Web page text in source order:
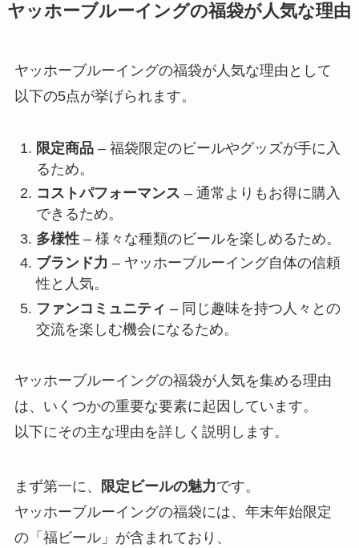
ヤッホーブルーイングの福袋が人気な理由
ヤッホーブルーイングの福袋が人気な理由として
以下の5点が挙げられます。
限定商品– 福袋限定のビールやグッズが手に入
るため。
コストパフォーマンス – 通常よりもお得に購入
できるため。
多様性– 様々な種類のビールを楽しめるため。
ブランド力 – ヤッホーブルーイング自体の信頼
性と人気。
ファンコミュニティ – 同じ趣味を持つ人々との
交流を楽しむ機会になるため。
ヤッホーブルーイングの福袋が人気を集める理由
は、いくつかの重要な要素に起因しています。
以下にその主な理由を詳しく説明します。
まず第一に、 限定ビールの魅力です。
ヤッホーブルーイングの福袋には、年末年始限定
の「福ビール」が含まれており、